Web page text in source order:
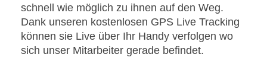
schnell wie möglich zu ihnen auf den Weg.
Dank unseren kostenlosen GPS Live Tracking
können sie Live über Ihr Handy verfolgen wo
sich unser Mitarbeiter gerade befindet.